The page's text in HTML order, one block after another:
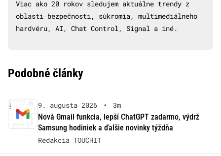
Viac ako 20 rokov sledujem aktuálne trendy z
oblasti bezpečnosti, súkromia, multimediálneho
hardvéru, AI, Chat Control, Signal a iné.
Podobné články
9. augusta 2026 •
3m
Nová Gmail funkcia, lepší ChatGPT zadarmo, výdrž
Samsung hodiniek a ďalšie novinky týždňa
Redakcia TOUCHIT